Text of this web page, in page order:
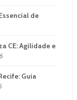
de
CE: Agilidade e
Guia